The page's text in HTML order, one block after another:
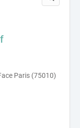
Paris (75010)